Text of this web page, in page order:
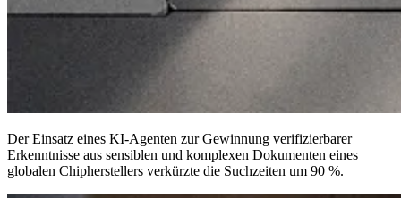
Der Einsatz eines KI-Agenten zur Gewinnung verifizierbarer
Erkenntnisse aus sensiblen und komplexen Dokumenten eines
globalen Chipherstellers verkürzte die Suchzeiten um 90 %.